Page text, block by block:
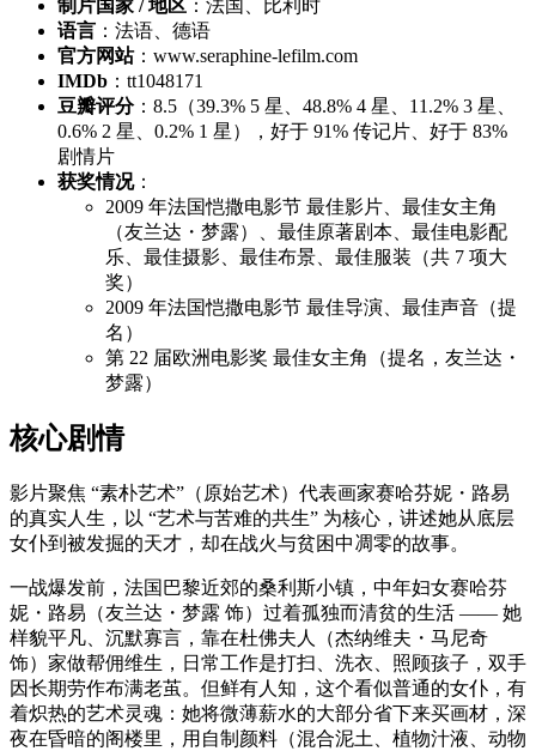
制片国家 / 地区 ：法国、比利时
语言 ：法语、德语
官方网站：www.seraphine-lefilm.com
IMDb ：tt1048171
豆瓣评分：8.5（39.3% 5 星、48.8% 4 星、11.2% 3 星、
0.6% 2 星、0.2% 1 星），好于 91% 传记片、好于 83%
剧情片
获奖情况：
2009 年法国恺撒电影节 最佳影片、最佳女主角
（友兰达・梦露）、最佳原著剧本、最佳电影配
乐、最佳摄影、最佳布景、最佳服装（共 7 项大
奖）
2009 年法国恺撒电影节 最佳导演、最佳声音（提
名）
第 22 届欧洲电影奖 最佳女主角（提名，友兰达・
梦露）
核心剧情
影片聚焦 “素朴艺术”（原始艺术）代表画家赛哈芬妮・路易
的真实人生，以 “艺术与苦难的共生” 为核心，讲述她从底层
女仆到被发掘的天才，却在战火与贫困中凋零的故事。
一战爆发前，法国巴黎近郊的桑利斯小镇，中年妇女赛哈芬
妮・路易（友兰达・梦露 饰）过着孤独而清贫的生活 —— 她
样貌平凡、沉默寡言，靠在杜佛夫人（杰纳维夫・马尼奇
饰）家做帮佣维生，日常工作是打扫、洗衣、照顾孩子，双手
因长期劳作布满老茧。但鲜有人知，这个看似普通的女仆，有
着炽热的艺术灵魂：她将微薄薪水的大部分省下来买画材，深
夜在昏暗的阁楼里，用自制颜料（混合泥土、植物汁液、动物